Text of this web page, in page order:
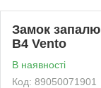
Замок
B4 Vento
В наявності
Код: 89050071901